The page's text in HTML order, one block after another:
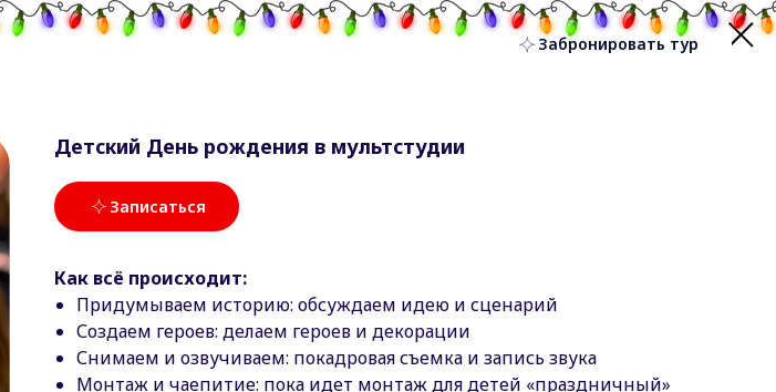
Детский День рождения в мультстудии
Записаться
Как всё происходит:
Придумываем историю: обсуждаем идею и сценарий
Создаем героев: делаем героев и декорации
Снимаем и озвучиваем: покадровая съемка и запись звука
Монтаж и чаепитие: пока идет монтаж для детей «праздничный»
Тимбилдинг
Забронировать тур